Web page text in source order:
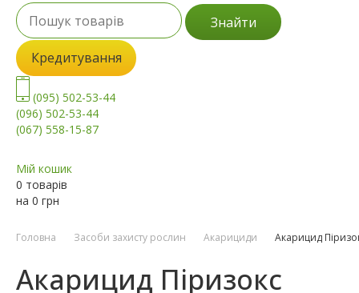
Знайти
Кредитування
(095) 502-53-44
(096) 502-53-44
(067) 558-15-87
Мій кошик
0 товарів
на 0 грн
Головна Засоби захисту рослин Акарициди Акарицид
Акарицид Піризокс